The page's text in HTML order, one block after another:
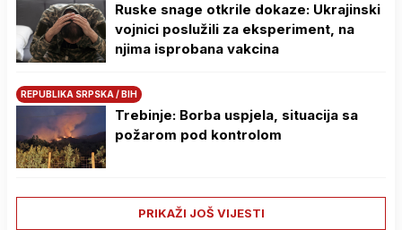
Ruske snage otkrile dokaze: Ukrajinski
vojnici poslužili za eksperiment, na
njima isprobana vakcina
REPUBLIKA SRPSKA / BIH
Trebinje: Borba uspjela, situacija sa
požarom pod kontrolom
PRIKAŽI JOŠ VIJESTI